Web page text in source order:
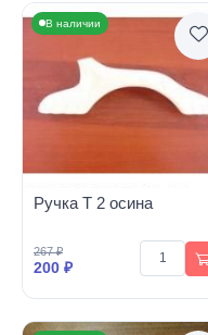
В наличии
Ручка Т 2 осина
267 ₽
200 ₽